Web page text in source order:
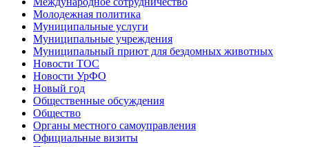
Молодежная политика
Муниципальные услуги
Муниципальные учреждения
Муниципальный приют для бездомных животных
Новости ТОС
Новости УрФО
Новый год
Общественные обсуждения
Общество
Органы местного самоуправления
Официальные визиты